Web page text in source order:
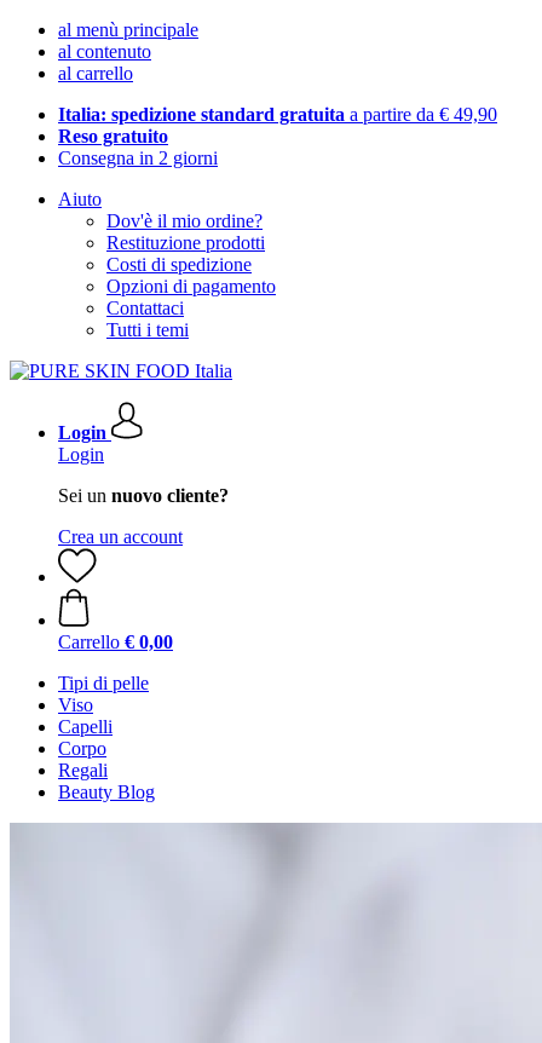
al menù principale
al contenuto
al carrello
Italia: spedizione standard gratuita a partire da € 49,90
Reso gratuito
Consegna in 2 giorni
Aiuto
Dov'è il mio ordine?
Restituzione prodotti
Costi di spedizione
Opzioni di pagamento
Contattaci
Tutti i temi
Login
Login
Sei un nuovo cliente?
Crea un account
Carrello € 0,00
Tipi di pelle
Viso
Capelli
Corpo
Regali
Beauty Blog